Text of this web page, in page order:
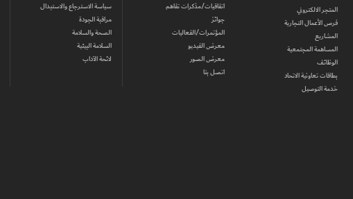
المتجر الالكتروني
فرص الأعمال التجارية
المشاريع
المساهمة المجتمعية
الوظائف
بطاقات تعاونية الاتحاد
خدمة التوصيل
اتفاقيات/مذكرات تفاهم
جوائز
المؤتمرات/الفعاليات
معرض الفيديو
معرض الصور
اتصل بنا
سياسة الاسترجاع والاستبدال
مراقبة الجودة
الصحة والسلامة
السلامة البيئية
لائحة الآداب